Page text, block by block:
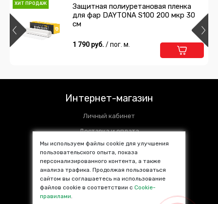
ХИТ ПРОДАЖ
Защитная полиуретановая пленка
для фар DAYTONA S100 200 мкр 30
см
1 790 руб. / пог. м.
Интернет-магазин
Личный кабинет
Доставка и оплата
Установочные центры
Контакты
SALE %
Популярные товары
Мы используем файлы cookie для улучшения
пользовательского опыта, показа
персонализированного контента, а также
анализа трафика. Продолжая пользоваться
сайтом вы соглашаетесь на использование
файлов cookie в соответствии сCookie-
правилами.